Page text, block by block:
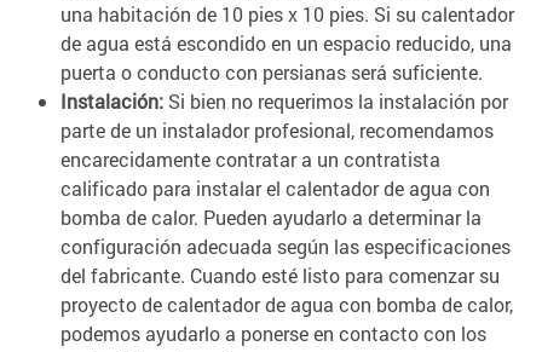
una habitación de 10 pies x 10 pies. Si su calentador
de agua está escondido en un espacio reducido, una
puerta o conducto con persianas será suficiente.
Instalación: Si bien no requerimos la instalación por
parte de un instalador profesional, recomendamos
encarecidamente contratar a un contratista
calificado para instalar el calentador de agua con
bomba de calor. Pueden ayudarlo a determinar la
configuración adecuada según las especificaciones
del fabricante. Cuando esté listo para comenzar su
proyecto de calentador de agua con bomba de calor,
podemos ayudarlo a ponerse en contacto con los